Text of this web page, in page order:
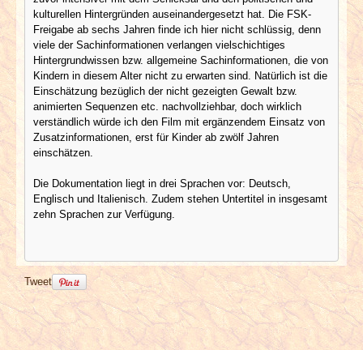
kulturellen Hintergründen auseinandergesetzt hat. Die FSK-
Freigabe ab sechs Jahren finde ich hier nicht schlüssig, denn
viele der Sachinformationen verlangen vielschichtiges
Hintergrundwissen bzw. allgemeine Sachinformationen, die von
Kindern in diesem Alter nicht zu erwarten sind. Natürlich ist die
Einschätzung bezüglich der nicht gezeigten Gewalt bzw.
animierten Sequenzen etc. nachvollziehbar, doch wirklich
verständlich würde ich den Film mit ergänzendem Einsatz von
Zusatzinformationen, erst für Kinder ab zwölf Jahren
einschätzen.
Die Dokumentation liegt in drei Sprachen vor: Deutsch,
Englisch und Italienisch. Zudem stehen Untertitel in insgesamt
zehn Sprachen zur Verfügung.
Tweet